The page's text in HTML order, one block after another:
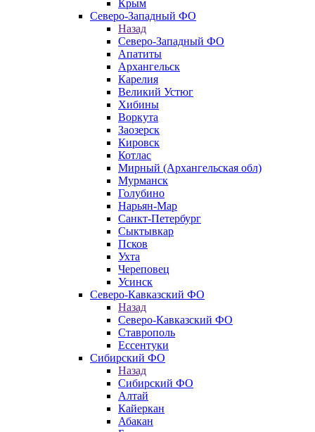
Крым
Северо-Западный ФО
Назад
Северо-Западный ФО
Апатиты
Архангельск
Карелия
Великий Устюг
Хибины
Воркута
Заозерск
Кировск
Котлас
Мирный (Архангельская обл)
Мурманск
Голубино
Нарьян-Мар
Санкт-Петербург
Сыктывкар
Псков
Ухта
Череповец
Усинск
Северо-Кавказский ФО
Назад
Северо-Кавказский ФО
Ставрополь
Ессентуки
Сибирский ФО
Назад
Сибирский ФО
Алтай
Кайеркан
Абакан